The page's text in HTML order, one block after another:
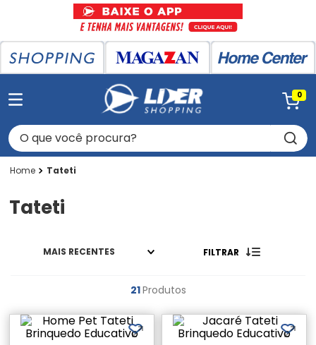
0
O que você procura?
Tateti
Tateti
MAIS RECENTES FILTRAR
21Produtos